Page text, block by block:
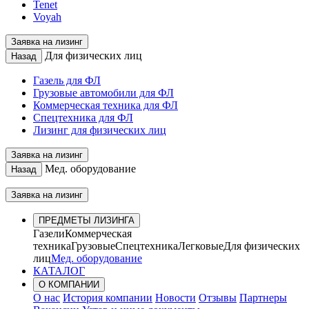
Tenet
Voyah
Заявка на лизинг
Назад
Для физических лиц
Газель для ФЛ
Грузовые автомобили для ФЛ
Коммерческая техника для ФЛ
Спецтехника для ФЛ
Лизинг для физических лиц
Заявка на лизинг
Назад
Мед. оборудование
Заявка на лизинг
ПРЕДМЕТЫ ЛИЗИНГА
ГазелиКоммерческая
техникаГрузовыеСпецтехникаЛегковыеДля физических
лицМед. оборудование
КАТАЛОГ
О КОМПАНИИ
О нас История компании Новости Отзывы Партнеры